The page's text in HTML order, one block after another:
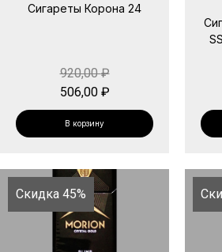
Сигареты Корона 24
920,00₽
506,00 ₽
В корзину
Скидка 45%